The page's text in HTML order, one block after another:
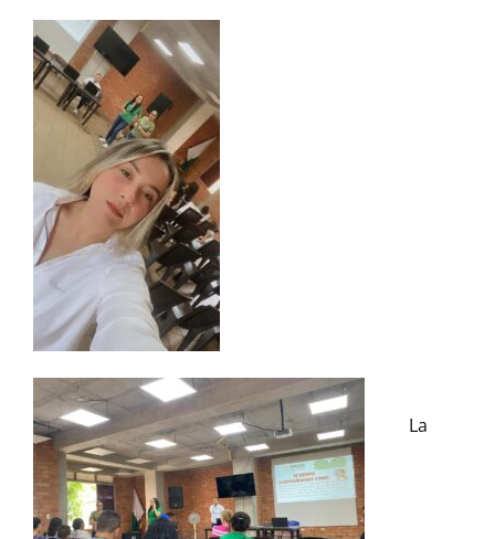
La